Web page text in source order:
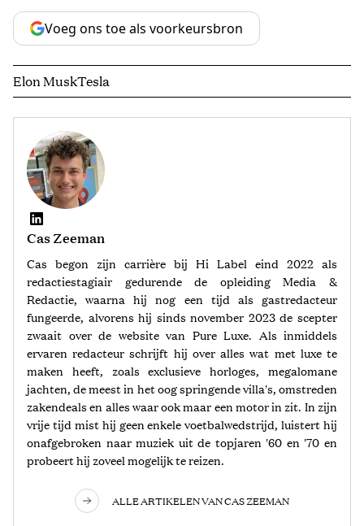
Voeg ons toe als voorkeursbron
Elon MuskTesla
Cas Zeeman
Cas begon zijn carrière bij Hi Label eind 2022 als
redactiestagiair gedurende de opleiding Media &
Redactie, waarna hij nog een tijd als gastredacteur
fungeerde, alvorens hij sinds november 2023 de scepter
zwaait over de website van Pure Luxe. Als inmiddels
ervaren redacteur schrijft hij over alles wat met luxe te
maken heeft, zoals exclusieve horloges, megalomane
jachten, de meest in het oog springende villa's, omstreden
zakendeals en alles waar ook maar een motor in zit. In zijn
vrije tijd mist hij geen enkele voetbalwedstrijd, luistert hij
onafgebroken naar muziek uit de topjaren '60 en '70 en
probeert hij zoveel mogelijk te reizen.
ALLE ARTIKELEN VAN CAS ZEEMAN